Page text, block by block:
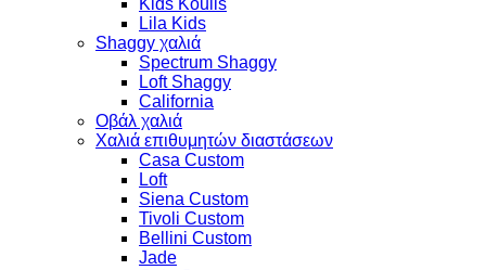
Kids Koulis
Lila Kids
Shaggy χαλιά
Spectrum Shaggy
Loft Shaggy
California
Οβάλ χαλιά
Χαλιά επιθυμητών διαστάσεων
Casa Custom
Loft
Siena Custom
Tivoli Custom
Bellini Custom
Jade